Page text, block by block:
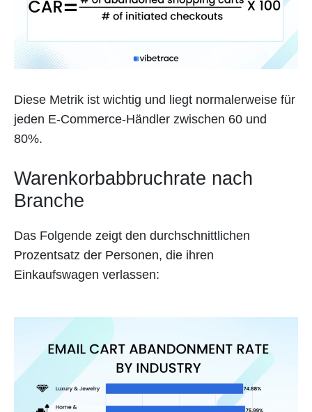
Diese Metrik ist wichtig und liegt normalerweise für
jeden E-Commerce-Händler zwischen 60 und
80%.
Warenkorbabbruchrate nach
Branche
Das Folgende zeigt den durchschnittlichen
Prozentsatz der Personen, die ihren
Einkaufswagen verlassen: